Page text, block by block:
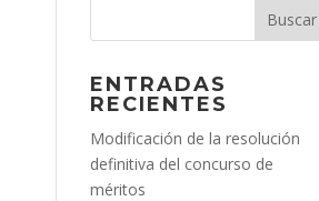
ENTRADAS
RECIENTES
Modificación de la resolución
definitiva del concurso de
méritos